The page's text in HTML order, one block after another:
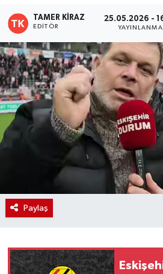
TAMER KIRAZ
EDITÖR
25.05.2026 -
YAYINLANMA
Paylaş